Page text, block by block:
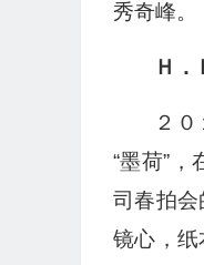
秀奇峰。
Ｈ
２
“墨荷”
司春拍会
镜心，纸